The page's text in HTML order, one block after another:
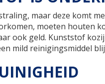
maar deze komt
moeten houten
ook geld. Kunststof
mild reinigingsmiddel